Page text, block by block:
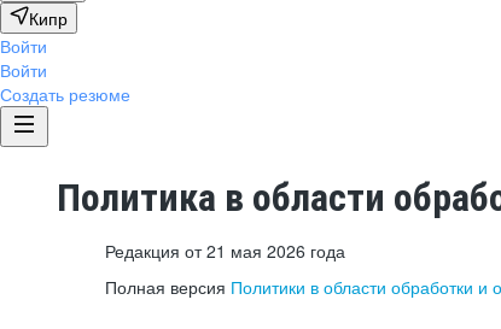
Кипр
Войти
Войти
Создать резюме
Политика в области
Редакция от 21 мая 2026 года
Полная версия Политики в области обработки